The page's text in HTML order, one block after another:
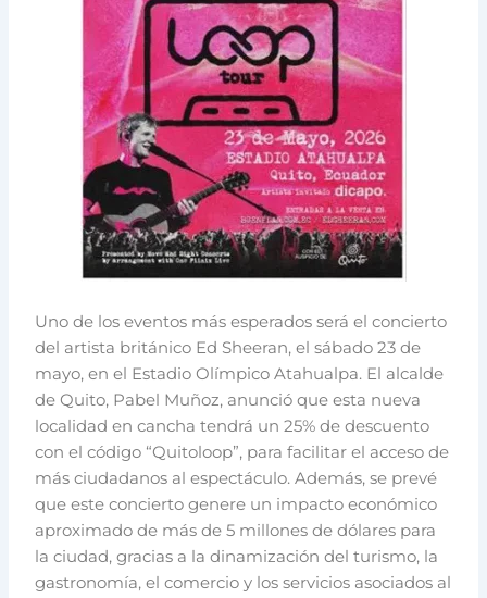
Uno de los eventos más esperados será el concierto
del artista británico Ed Sheeran, el sábado 23 de
mayo, en el Estadio Olímpico Atahualpa. El alcalde
de Quito, Pabel Muñoz, anunció que esta nueva
localidad en cancha tendrá un 25% de descuento
con el código “Quitoloop”, para facilitar el acceso de
más ciudadanos al espectáculo. Además, se prevé
que este concierto genere un impacto económico
aproximado de más de 5 millones de dólares para
la ciudad, gracias a la dinamización del turismo, la
gastronomía, el comercio y los servicios asociados al